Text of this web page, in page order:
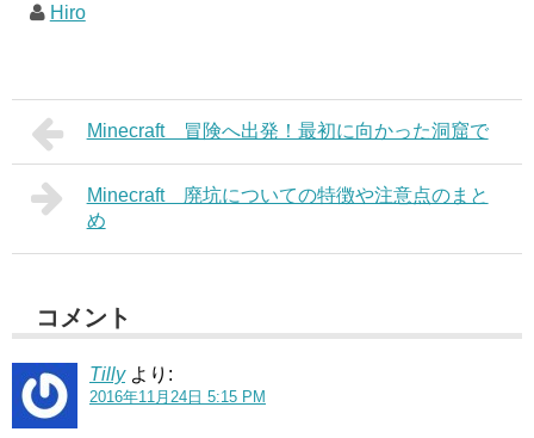
Hiro
Minecraft 冒険へ出発！最初に向かった洞窟で
Minecraft 廃坑についての特徴や注意点のまと
め
コメント
Tilly より:
2016年11月24日 5:15 PM